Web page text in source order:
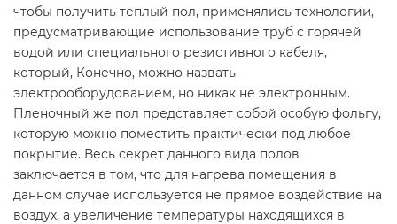
чтобы получить теплый пол, применялись технологии,
предусматривающие использование труб с горячей
водой или специального резистивного кабеля,
который, Конечно, можно назвать
электрооборудованием, но никак не электронным.
Пленочный же пол представляет собой особую фольгу,
которую можно поместить практически под любое
покрытие. Весь секрет данного вида полов
заключается в том, что для нагрева помещения в
данном случае используется не прямое воздействие на
воздух, а увеличение температуры находящихся в